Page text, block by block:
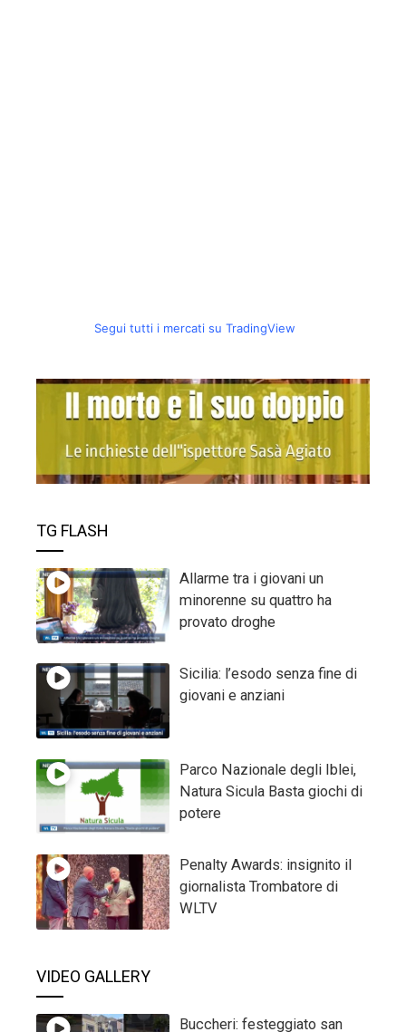
Segui tutti i mercati su TradingView
TG FLASH
Allarme tra i giovani un
minorenne su quattro ha
provato droghe
Sicilia: l’esodo senza fine di
giovani e anziani
Parco Nazionale degli Iblei,
Natura Sicula Basta giochi di
potere
Penalty Awards: insignito il
giornalista Trombatore di
WLTV
VIDEO GALLERY
Buccheri: festeggiato san